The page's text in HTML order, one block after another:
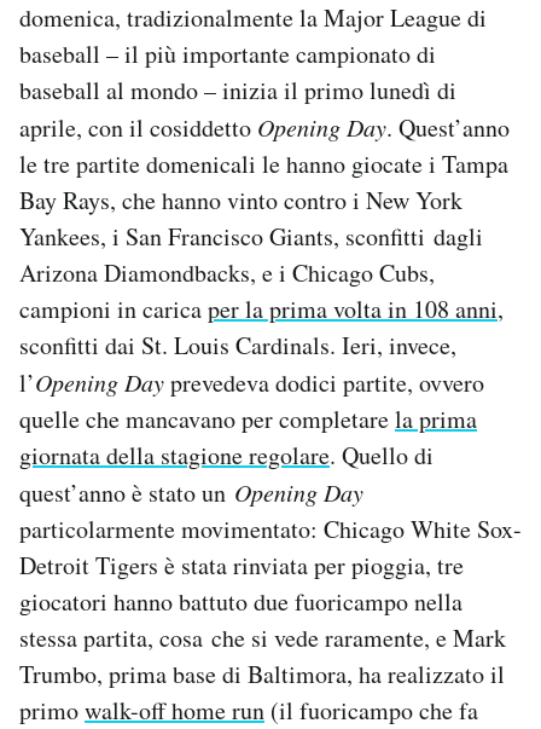
CALENDARIO
AREA PERSONALE
Area Personale
Newsletter
Hai bisogno di aiuto?
Esci
domenica, tradizionalmente la Major League di
baseball – il più importante campionato di
baseball al mondo – inizia il primo lunedì di
aprile, con il cosiddetto Opening Day. Quest’anno
le tre partite domenicali le hanno giocate i Tampa
Bay Rays, che hanno vinto contro i New York
Yankees, i San Francisco Giants, sconfitti dagli
Arizona Diamondbacks, e i Chicago Cubs,
campioni in caricaper la prima volta in 108 anni,
sconfitti dai St. Louis Cardinals. Ieri, invece,
l’Opening Dayprevedeva dodici partite, ovvero
quelle che mancavano per completarela prima
giornata della stagione regolare. Quello di
quest’anno è stato un Opening Day
particolarmente movimentato: Chicago White Sox-
Detroit Tigers è stata rinviata per pioggia, tre
giocatori hanno battuto due fuoricampo nella
stessa partita, cosa che si vede raramente, e Mark
Trumbo, prima base di Baltimora, ha realizzato il
primowalk-off home run (il fuoricampo che fa